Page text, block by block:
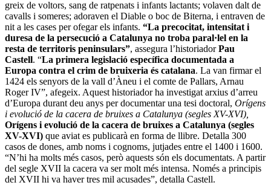
greix de voltors, sang de ratpenats i infants lactants; volaven dalt de
cavalls i someres; adoraven el Diable o boc de Biterna, i entraven de
nit a les cases per ofegar els infants. “La precocitat, intensitat i
duresa de la persecució a Catalunya no troba paral·lel en la
resta de territoris peninsulars”, assegura l’historiadorPau
Castell. “La primera legislació específica documentada a
Europa contra el crim de bruixeria és catalana. La van firmar el
1424 els senyors de la vall d’Àneu i el comte de Pallars, Arnau
Roger IV”, afegeix. Aquest historiador ha investigat arxius d’arreu
d’Europa durant deu anys per documentar una tesi doctoral, Orígens
i evolució de la cacera de bruixes a Catalunya (segles XV-XVI),
Orígens i evolució de la cacera de bruixes a Catalunya (segles
XV-XVI) que aviat es publicarà en forma de llibre. Detalla 300
casos de dones, amb noms i cognoms, jutjades entre el 1400 i 1600.
“N’hi ha molts més casos, però aquests són els documentats. A partir
del segle XVII la cacera va ser molt més intensa. Només a principis
del XVII hi va haver tres mil acusades”, detalla Castell.